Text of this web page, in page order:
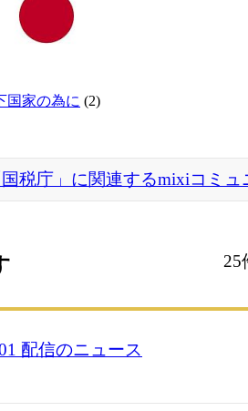
国家の為に (2)
国税庁」に関連するmixiコミ
25
配信のニュース